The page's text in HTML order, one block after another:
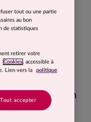
on refait un
!
tout ou une partie
au bon
de statistiques
retirer votre
Cookies, accessible à
Lien vers la
politique
Tout accepter